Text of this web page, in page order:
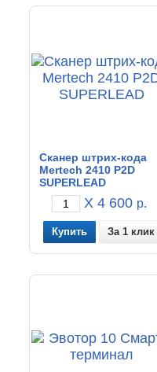
Сканер штрих-кода
Mertech 2410 P2D
SUPERLEAD
X 4 600 р.
За 1 клик